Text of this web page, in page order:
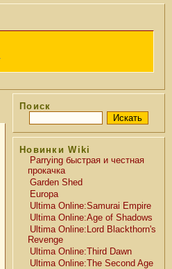
Поиск
Новинки Wiki
Parrying быстрая и честная
прокачка
Garden Shed
Europa
Ultima Online:Samurai Empire
Ultima Online:Age of Shadows
Ultima Online:Lord Blackthorn's
Revenge
Ultima Online:Third Dawn
Ultima Online:The Second Age